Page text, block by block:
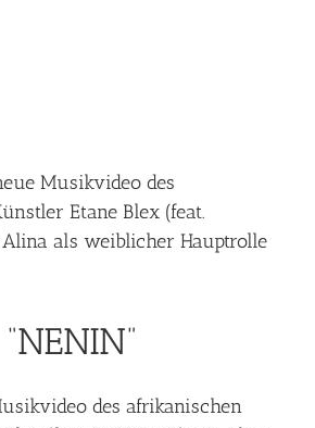
Musikvideo des
Etane Blex (feat.
als weiblicher Hauptrolle
“NENIN”
des afrikanischen